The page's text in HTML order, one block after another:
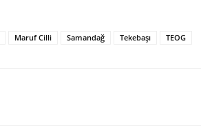
Maruf Cilli Samandağ Tekebaşı TEOG